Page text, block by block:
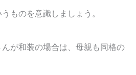
うものを意識しましょう。
が和装の場合は、母親も同格の